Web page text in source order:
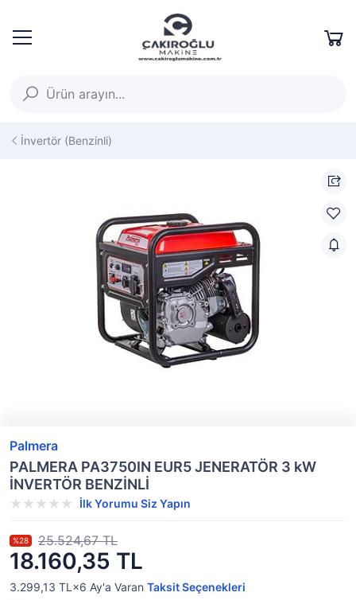
İnvertör (Benzinli)
Palmera
PALMERA PA3750IN EUR5 JENERATÖR 3 kW
İNVERTÖR BENZİNLİ
İlk Yorumu Siz Yapın
18.160,35 TL
%28 25.524,67 TL
3.299,13 TL×6 Ay'a Varan Taksit Seçenekleri